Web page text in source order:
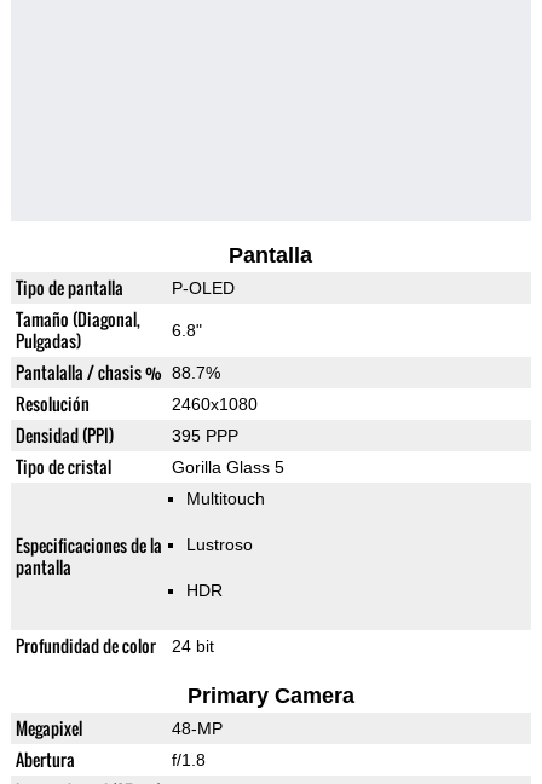
Pantalla
Tipo de pantalla P-OLED
Tamaño (Diagonal,
Pulgadas)
6.8"
Pantalalla / chasis % 88.7%
Resolución 2460x1080
Densidad (PPI) 395 PPP
Tipo de cristal Gorilla Glass 5
Especificaciones de la
pantalla
Multitouch
Lustroso
HDR
Profundidad de color 24 bit
Primary Camera
Megapixel 48-MP
Abertura f/1.8